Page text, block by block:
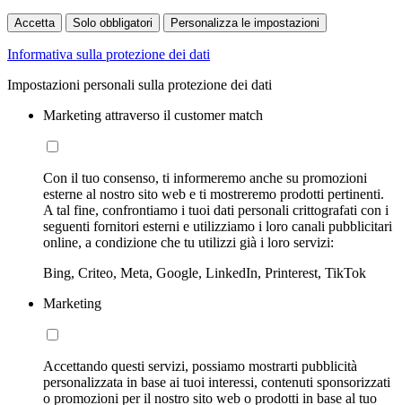
Accetta Solo obbligatori Personalizza le impostazioni
Informativa sulla protezione dei dati
Impostazioni personali sulla protezione dei dati
Marketing attraverso il customer match
Con il tuo consenso, ti informeremo anche su promozioni
esterne al nostro sito web e ti mostreremo prodotti pertinenti.
A tal fine, confrontiamo i tuoi dati personali crittografati con i
seguenti fornitori esterni e utilizziamo i loro canali pubblicitari
online, a condizione che tu utilizzi già i loro servizi:
Bing, Criteo, Meta, Google, LinkedIn, Printerest, TikTok
Marketing
Accettando questi servizi, possiamo mostrarti pubblicità
personalizzata in base ai tuoi interessi, contenuti sponsorizzati
o promozioni per il nostro sito web o prodotti in base al tuo